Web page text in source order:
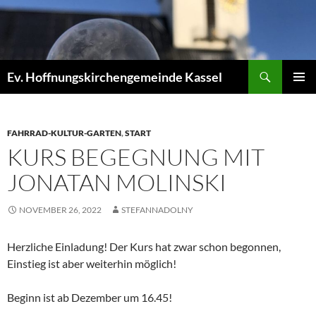
Zum
Ev. Hoffnungskirchengemeinde Kassel
FAHRRAD-KULTUR-GARTEN,START
KURS BEGEGNUNG MIT
JONATAN MOLINSKI
NOVEMBER 26, 2022 STEFANNADOLNY
Herzliche Einladung! Der Kurs hat zwar schon begonnen,
Einstieg ist aber weiterhin möglich!
Beginn ist ab Dezember um 16.45!